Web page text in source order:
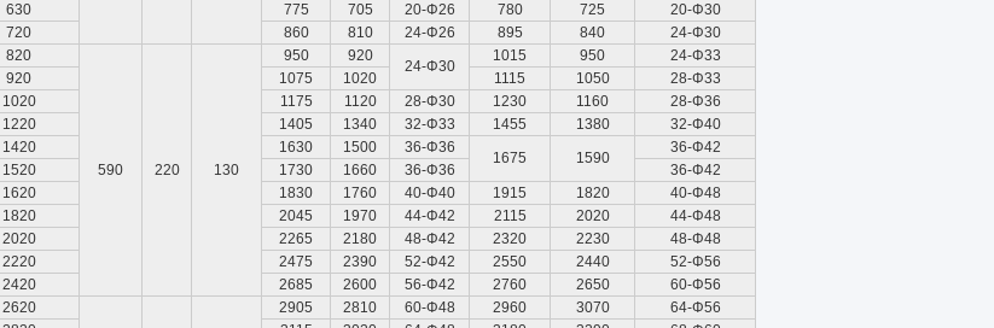
630 775 705 20-Φ26 780 725
20-Φ30
720 860 810 24-Φ26 895 840
24-Φ30
820
590 220 130
950 920
24-Φ30
1015 950
24-Φ33
920 1075 1020 1115 1050
28-Φ33
1020 1175 1120 28-Φ30 1230 1160
28-Φ36
1220 1405 1340 32-Φ33 1455 1380
32-Φ40
1420 1630 1500 36-Φ36
1675 1590
36-Φ42
1520 1730 1660 36-Φ36
36-Φ42
1620 1830 1760 40-Φ40 1915 1820
40-Φ48
1820 2045 1970 44-Φ42 2115 2020
44-Φ48
2020 2265 2180 48-Φ42 2320 2230
48-Φ48
2220 2475 2390 52-Φ42 2550 2440
52-Φ56
2420 2685 2600 56-Φ42 2760 2650
60-Φ56
2620 2905 2810 60-Φ48 2960 3070
64-Φ56